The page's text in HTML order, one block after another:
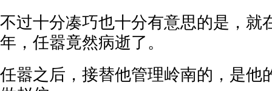
不过十分凑巧也十分有意思的是，就
年，任嚣竟然病逝了。
任嚣之后，接替他管理岭南的，是他